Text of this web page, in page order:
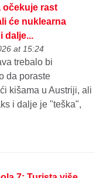
očekuje rast
će nuklearna
dalje...
at 15:24
trebalo bi
da poraste
kišama u Austriji, ali
i dalje je "teška",